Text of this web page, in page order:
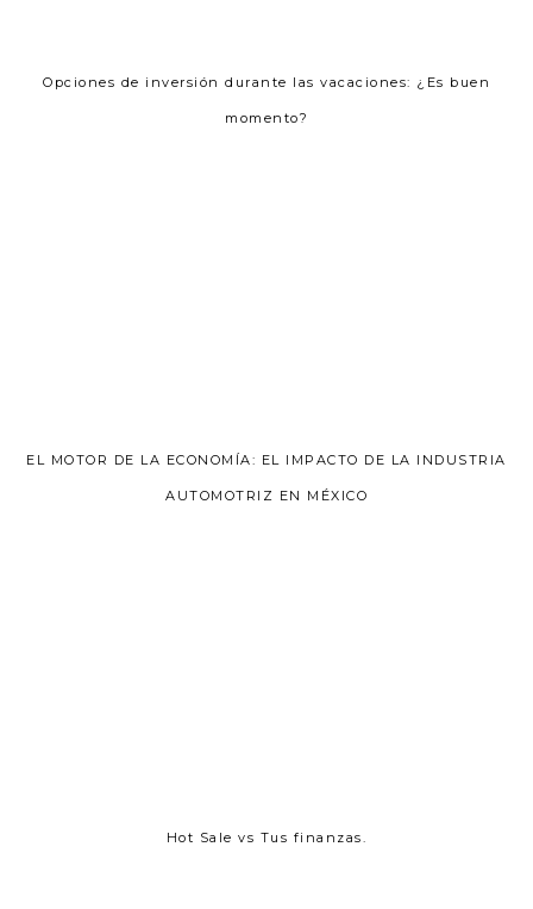
Opciones de inversión durante las vacaciones: ¿Es buen
momento?
EL MOTOR DE LA ECONOMÍA: EL IMPACTO DE LA INDUSTRIA
AUTOMOTRIZ EN MÉXICO
Hot Sale vs Tus finanzas.